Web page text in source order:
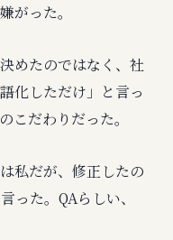
がった。
めたのではなく、社
化しただけ」と言っ
こだわりだった。
私だが、修正したの
った。QAらしい、